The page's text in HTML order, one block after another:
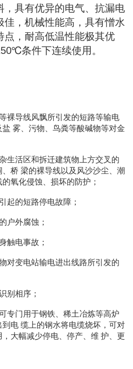
，具有优异的电气、抗漏电
佳，机械性能高，具有憎水
点，耐高低温性能极其优
条件下连续使用。
裸导线风飘所引发的短路等输电
雾、污物、鸟粪等酸碱物等对金
生活区和拆迁建筑物上方交叉的
桥 梁的裸导线以及风沙沙尘、潮
氧化侵蚀、损坏的防护；
起的短路停电故障；
户外腐蚀；
触电事故；
对变电站输电进出线路所引发的
别相序；
专门用于钢铁、稀土冶炼等高炉
电 缆上的钢水将电缆烧坏，可对
大幅减少停电、停产、维 护、更